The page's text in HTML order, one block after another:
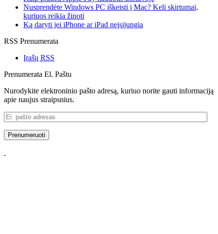
Nusprendėte Windows PC iškeisti į Mac? Keli skirtumai,
kuriuos reikia žinoti
Ką daryti jei iPhone ar iPad neįsijungia
RSS Prenumerata
Įrašų RSS
Prenumerata El. Paštu
Nurodykite elektroninio pašto adresą, kuriuo norite gauti informaciją
apie naujus straipsnius.
El.
pašto
adresas
Prenumeruoti